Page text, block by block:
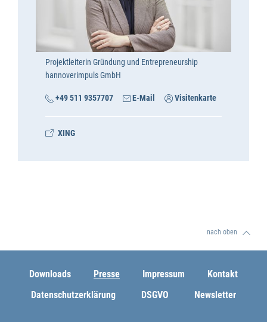
Projektleiterin Gründung und Entrepreneurship
hannoverimpuls GmbH
+49 511 9357707 E-Mail Visitenkarte
XING
nach oben
Downloads Presse Impressum
Kontakt
Datenschutzerklärung
DSGVO Newsletter